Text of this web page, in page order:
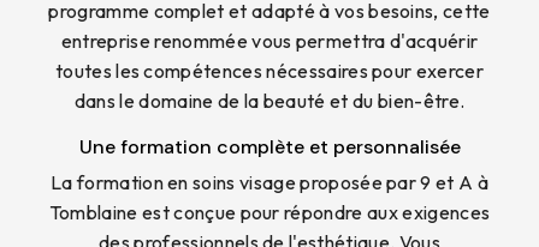
programme complet et adapté à vos besoins, cette
entreprise renommée vous permettra d'acquérir
toutes les compétences nécessaires pour exercer
dans le domaine de la beauté et du bien-être.
Une formation complète et personnalisée
La formation en soins visage proposée par 9 et A à
Tomblaine est conçue pour répondre aux exigences
des professionnels de l'esthétique. Vous